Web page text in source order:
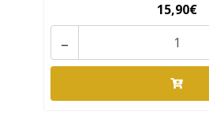
15,90€
-